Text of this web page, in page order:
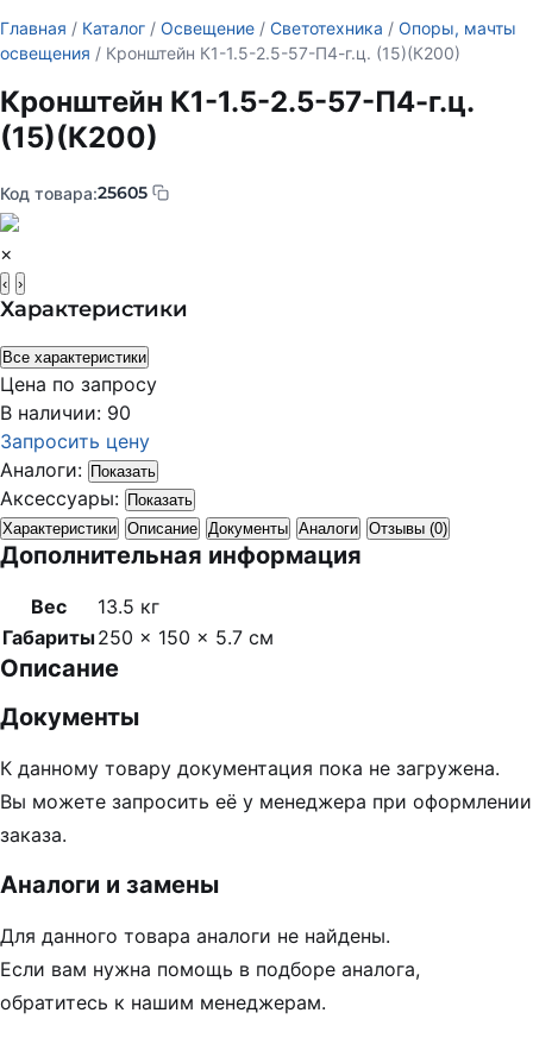
Главная / Каталог / Освещение / Светотехника / Опоры, мачты
освещения / Кронштейн К1-1.5-2.5-57-П4-г.ц. (15)(К200)
Кронштейн К1-1.5-2.5-57-П4-г.ц.
(15)(К200)
Код товара:25605
×
‹ ›
Характеристики
Все характеристики
Цена по запросу
В наличии: 90
Запросить цену
Аналоги: Показать
Аксессуары: Показать
Характеристики Описание Документы Аналоги Отзывы (0)
Дополнительная информация
Вес
13.5 кг
Габариты250 × 150 × 5.7 см
Описание
Документы
К данному товару документация пока не загружена.
Вы можете запросить её у менеджера при оформлении
заказа.
Аналоги и замены
Для данного товара аналоги не найдены.
Если вам нужна помощь в подборе аналога,
обратитесь к нашим менеджерам.